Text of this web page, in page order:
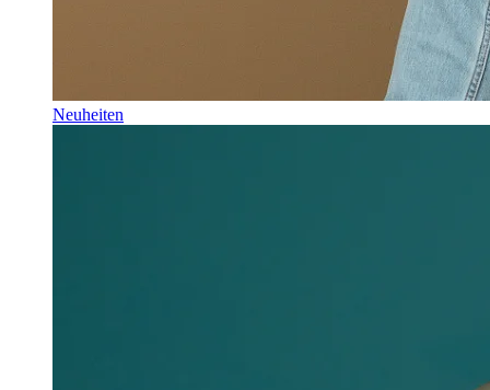
Neuheiten